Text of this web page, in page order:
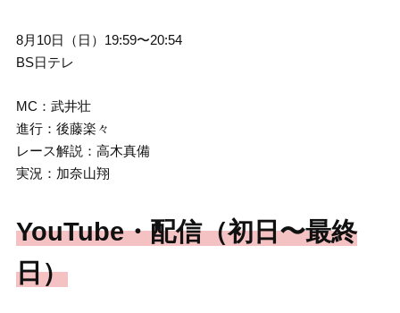
8月10日（日）19:59〜20:54
BS日テレ
MC：武井壮
進行：後藤楽々
レース解説：高木真備
実況：加奈山翔
YouTube・配信（初日〜最終
日）